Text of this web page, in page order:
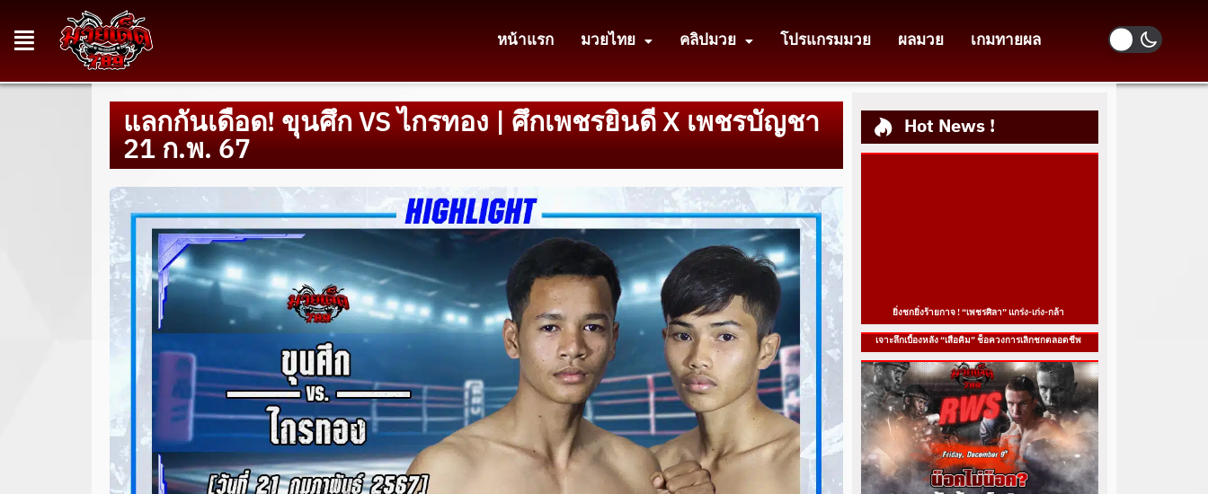
หน้าแรก มวยไทย คลิปมวย โปรแกรมมวย ผลมวย เกมทายผล
แลกกันเดือด! ขุนศึก VS ไกรทอง | ศึกเพชรยินดี X เพชรบัญชา
21 ก.พ. 67
Hot News !
ยิ่งชกยิ่งร้ายกาจ ! “เพชรศิลา” แกร่ง-เก่ง-กล้า
เจาะลึกเบื้องหลัง “เสือคิม” ช็อควงการเลิกชกตลอดชีพ